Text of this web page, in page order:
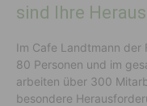
sind Ihre
Im Cafe Landtmann der
80 Personen und im
arbeiten über 300
besondere